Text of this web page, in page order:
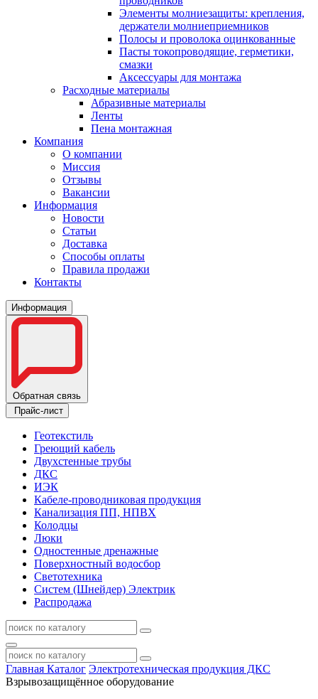
Элементы молниезащиты: крепления,
держатели молниеприемников
Полосы и проволока оцинкованные
Пасты токопроводящие, герметики,
смазки
Аксессуары для монтажа
Расходные материалы
Абразивные материалы
Ленты
Пена монтажная
Компания
О компании
Миссия
Отзывы
Вакансии
Информация
Новости
Статьи
Доставка
Способы оплаты
Правила продажи
Контакты
Информация
Обратная связь
Прайс-лист
Геотекстиль
Греющий кабель
Двухстенные трубы
ДКС
ИЭК
Кабеле-проводниковая продукция
Канализация ПП, НПВХ
Колодцы
Люки
Одностенные дренажные
Поверхностный водосбор
Светотехника
Систем (Шнейдер) Электрик
Распродажа
Главная Каталог Электротехническая продукция ДКС
Взрывозащищённое оборудование